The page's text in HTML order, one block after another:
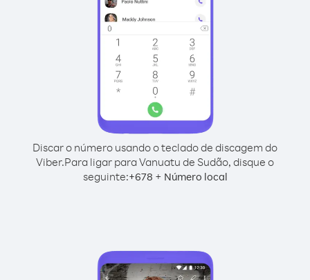
Discar o número usando o teclado de discagem do
Viber.Para ligar para Vanuatu de Sudão, disque o
seguinte:+678 + Número local